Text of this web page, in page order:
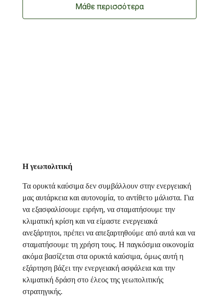
Μάθε περισσότερα
Η γεωπολιτική
Τα ορυκτά καύσιμα δεν συμβάλλουν στην ενεργειακή
μας αυτάρκεια και αυτονομία, το αντίθετο μάλιστα. Για
να εξασφαλίσουμε ειρήνη, να σταματήσουμε την
κλιματική κρίση και να είμαστε ενεργειακά
ανεξάρτητοι, πρέπει να απεξαρτηθούμε από αυτά και να
σταματήσουμε τη χρήση τους. Η παγκόσμια οικονομία
ακόμα βασίζεται στα ορυκτά καύσιμα, όμως αυτή η
εξάρτηση βάζει την ενεργειακή ασφάλεια και την
κλιματική δράση στο έλεος της γεωπολιτικής
στρατηγικής.